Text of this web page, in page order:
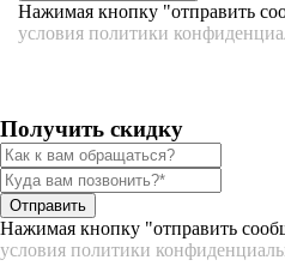
Нажимая кнопку "отправить
условия политики
Получить скидку
Отправить
Нажимая кнопку "отправить
условия политики